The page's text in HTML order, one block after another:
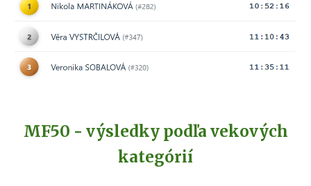
MF50 - výsledky podľa vekových
kategórií